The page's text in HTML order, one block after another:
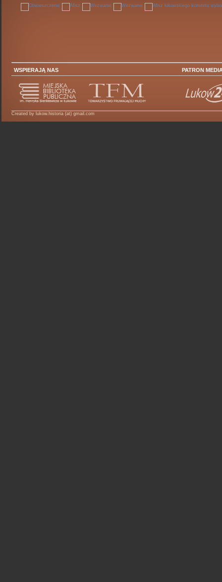
WSPIERAJĄ NAS PATRON
Created by lukow.historia (at) gmail.com